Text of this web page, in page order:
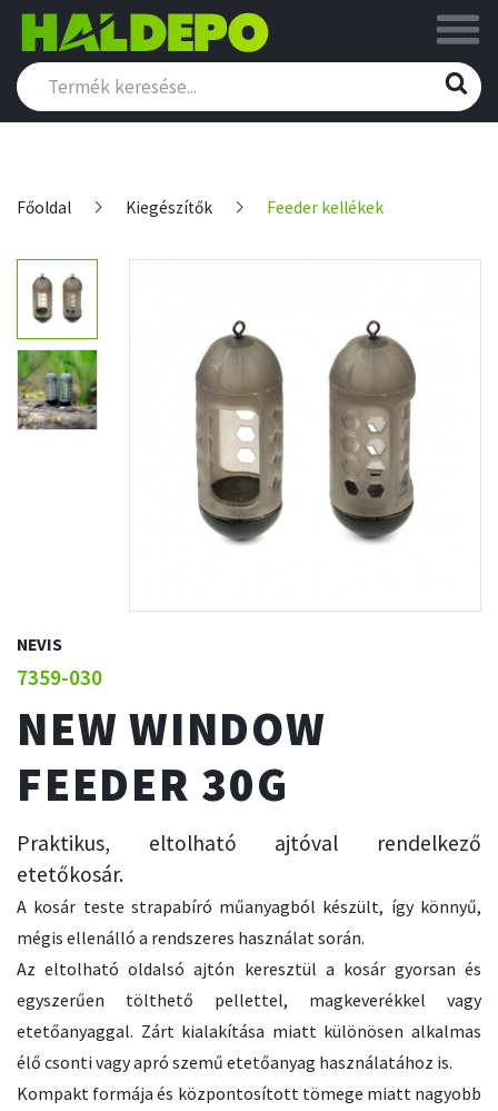
Főoldal Kiegészítők Feeder kellékek
NEVIS
7359-030
NEW WINDOW
FEEDER 30G
Praktikus, eltolható ajtóval rendelkező
etetőkosár.
A kosár teste strapabíró műanyagból készült, így könnyű,
mégis ellenálló a rendszeres használat során.
Az eltolható oldalsó ajtón keresztül a kosár gyorsan és
egyszerűen tölthető pellettel, magkeverékkel vagy
etetőanyaggal. Zárt kialakítása miatt különösen alkalmas
élő csonti vagy apró szemű etetőanyag használatához is.
Kompakt formája és központosított tömege miatt nagyobb